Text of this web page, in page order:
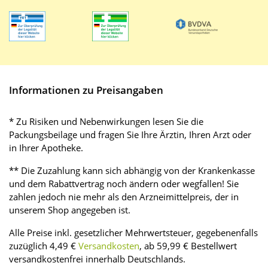
Informationen zu Preisangaben
* Zu Risiken und Nebenwirkungen lesen Sie die
Packungsbeilage und fragen Sie Ihre Ärztin, Ihren Arzt oder
in Ihrer Apotheke.
** Die Zuzahlung kann sich abhängig von der Krankenkasse
und dem Rabattvertrag noch ändern oder wegfallen! Sie
zahlen jedoch nie mehr als den Arzneimittelpreis, der in
unserem Shop angegeben ist.
Alle Preise inkl. gesetzlicher Mehrwertsteuer, gegebenenfalls
zuzüglich 4,49 € Versandkosten, ab 59,99 € Bestellwert
versandkostenfrei innerhalb Deutschlands.